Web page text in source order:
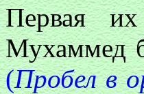
Первая
Мухаммед
(Пробел в